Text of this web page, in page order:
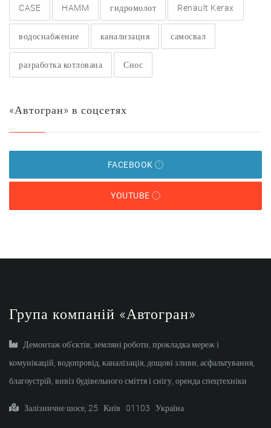
CASE HAMM гидромолот Renault Kerax
водоснабжение канализация самосвал
разработка котлована Снос
«Автогран» в соцсетях
FACEBOOK
YOUTUBE
Група компаній «Автогран»
Демонтаж об'єктів, земляні роботи, прокладка мереж і
комунікацій, водопровід, каналізація, дощові зливи, асфальтування,
благоустрій, вивіз будівельного сміття і снігу, оренда спецтехніки
Залізничне шосе, 25 Київ 01103 Україна